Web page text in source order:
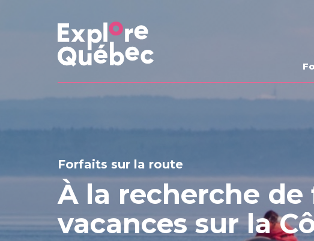
Forfaits sur la route
À la recherche
vacances sur la